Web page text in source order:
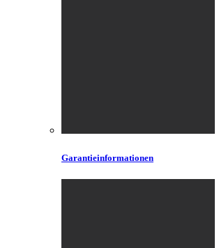
Garantieinformationen